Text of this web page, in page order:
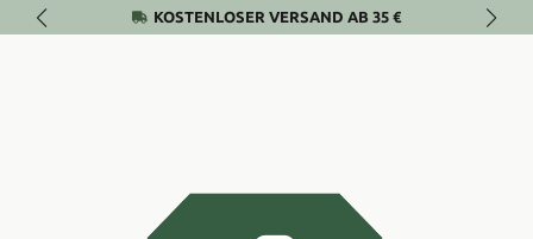
Zum Hauptinhalt springenKOSTENLOSER VERSAND AB 35 €